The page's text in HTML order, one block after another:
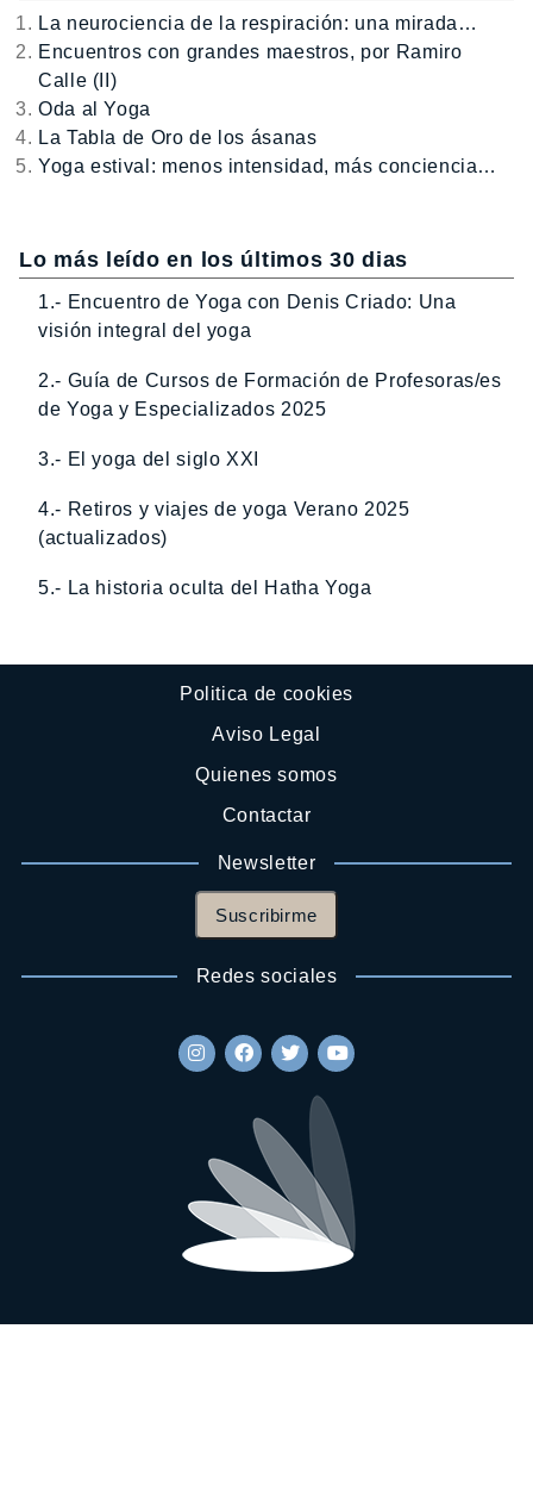
La neurociencia de la respiración: una mirada…
Encuentros con grandes maestros, por Ramiro
Calle (II)
Oda al Yoga
La Tabla de Oro de los ásanas
Yoga estival: menos intensidad, más conciencia…
Lo más leído en los últimos 30 dias
1.- Encuentro de Yoga con Denis Criado: Una
visión integral del yoga
2.- Guía de Cursos de Formación de Profesoras/es
de Yoga y Especializados 2025
3.- El yoga del siglo XXI
4.- Retiros y viajes de yoga Verano 2025
(actualizados)
5.- La historia oculta del Hatha Yoga
Politica de cookies
Aviso Legal
Quienes somos
Contactar
Newsletter
Suscribirme
Redes sociales